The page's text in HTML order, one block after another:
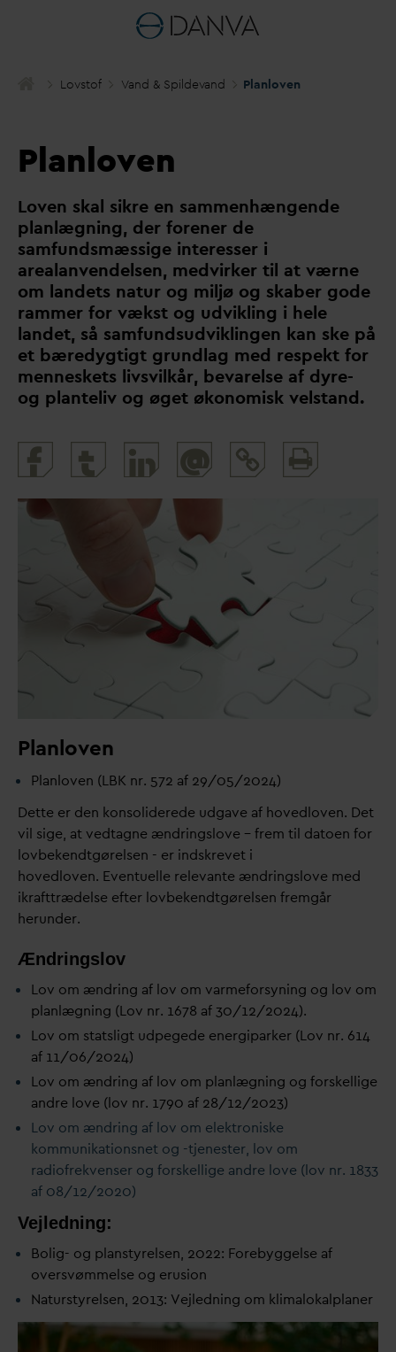
Lovstof Vand & Spildevand Planloven
Planloven
Loven skal sikre en sammenhængende
planlægning, der forener de
samfundsmæssige interesser i
arealanvendelsen, medvirker til at værne
om landets natur og miljø og skaber gode
rammer for vækst og udvikling i hele
landet, så samfundsudviklingen kan ske på
et bæredygtigt grundlag med respekt for
menneskets livsvilkår, bevarelse af dyre-
og planteliv og øget økonomisk velstand.
@
and
Planloven
Planloven (LBK nr. 572 af 29/05/2024)
Dette er den konsoliderede udgave af hovedloven. Det
vil sige, at vedtagne ændringslove – frem til datoen for
lovbekendtgørelsen - er indskrevet i
hovedloven. Eventuelle relevante ændringslove med
ikrafttrædelse efter lovbekendtgørelsen fremgår
herunder.
Ændringslov
Lov om ændring af lov om varmeforsyning og lov om
planlægning (Lov nr. 1678 af 30/12/2024).
Lov om statsligt udpegede energiparker (Lov nr. 614
af 11/06/2024)
Lov om ændring af lov om planlægning og forskellige
andre love (lov nr. 1790 af 28/12/2023)
Lov om ændring af lov om elektroniske
kommunikationsnet og -tjenester, lov om
radiofrekvenser og forskellige andre love (lov nr. 1833
af 08/12/2020)
Vejledning:
Bolig- og planstyrelsen, 2022: Forebyggelse af
oversvømmelse og erusion
Naturstyrelsen, 2013: Vejledning om klimalokalplaner